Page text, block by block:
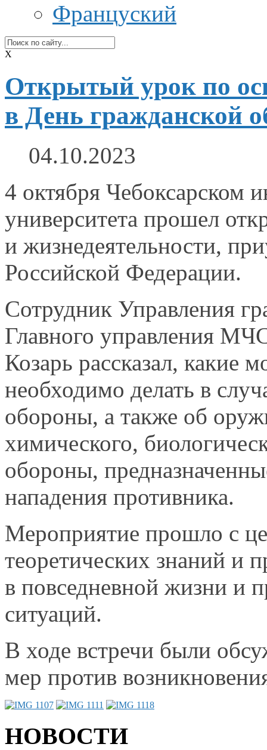
Француский
X
Открытый урок по
в День гражданской
04.10.2023
4 октября Чебоксарском
университета прошел
и жизнедеятельности,
Российской Федерации.
Сотрудник Управления
Главного управления
Козарь рассказал, какие
необходимо делать в
обороны, а также об
химического,
обороны,
нападения противника.
Мероприятие прошло с
теоретических знаний и
в повседневной жизни и
ситуаций.
В ходе встречи были
мер против
НОВОСТИ